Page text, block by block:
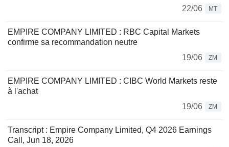
22/06
MT
EMPIRE COMPANY LIMITED : RBC Capital Markets
confirme sa recommandation neutre
19/06
ZM
EMPIRE COMPANY LIMITED : CIBC World Markets reste
à l'achat
19/06
ZM
Transcript : Empire Company Limited, Q4 2026 Earnings
Call, Jun 18, 2026